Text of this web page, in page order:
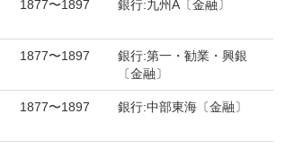
1877〜1897 銀行:九州A〔金融〕
1877〜1897
銀行:第一・勧業・興銀
〔金融〕
1877〜1897 銀行:中部東海〔金融〕